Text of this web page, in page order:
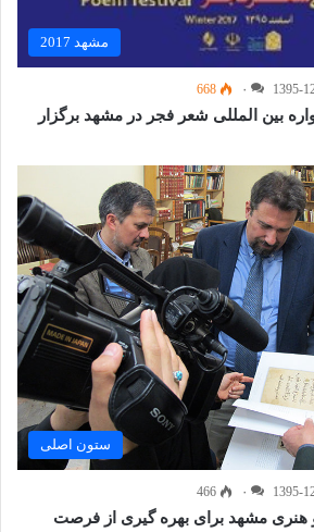
مشهد 2017
1395- ۰ 668
بین المللی شعر فجر در مشهد برگزار
ستون اصلی
1395- ۰ 466
هنری مشهد برای بهره گیری از فرصت